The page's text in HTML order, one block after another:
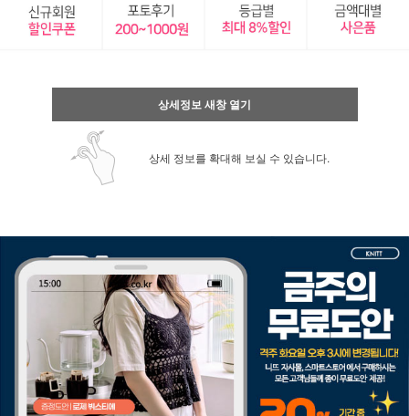
상세정보 새창 열기
상세 정보를 확대해 보실 수 있습니다.